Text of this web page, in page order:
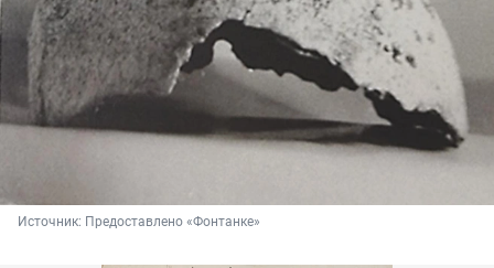
Источник: Предоставлено «Фонтанке»